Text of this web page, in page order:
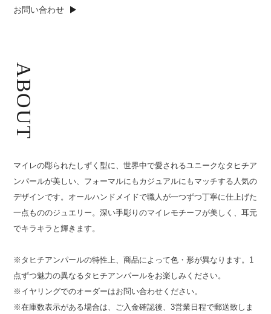
お問い合わせ
ABOUT
マイレの彫られたしずく型に、世界中で愛されるユニークなタヒチア
ンパールが美しい、フォーマルにもカジュアルにもマッチする人気の
デザインです。オールハンドメイドで職人が一つずつ丁寧に仕上げた
一点もののジュエリー。深い手彫りのマイレモチーフが美しく、耳元
でキラキラと輝きます。
※タヒチアンパールの特性上、商品によって色・形が異なります。1
点ずつ魅力の異なるタヒチアンパールをお楽しみください。
※イヤリングでのオーダーはお問い合わせください。
※在庫数表示がある場合は、ご入金確認後、3営業日程で郵送致しま